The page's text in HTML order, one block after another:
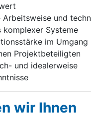
Arbeitsweise und
komplexer Systeme
im Umgang
Projektbeteiligten
und idealerweise
wir Ih­nen